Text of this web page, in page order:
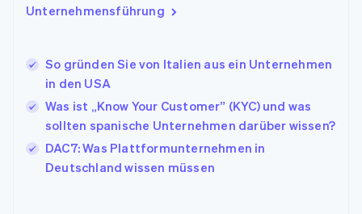
Unternehmensführung
So gründen Sie von Italien aus ein Unternehmen
in den USA
Was ist „Know Your Customer” (KYC) und was
sollten spanische Unternehmen darüber wissen?
DAC7: Was Plattformunternehmen in
Deutschland wissen müssen
Italien
日本語 English
Kanada
English Français
Kroatien
EnglishItaliano
English
Liechtenstein